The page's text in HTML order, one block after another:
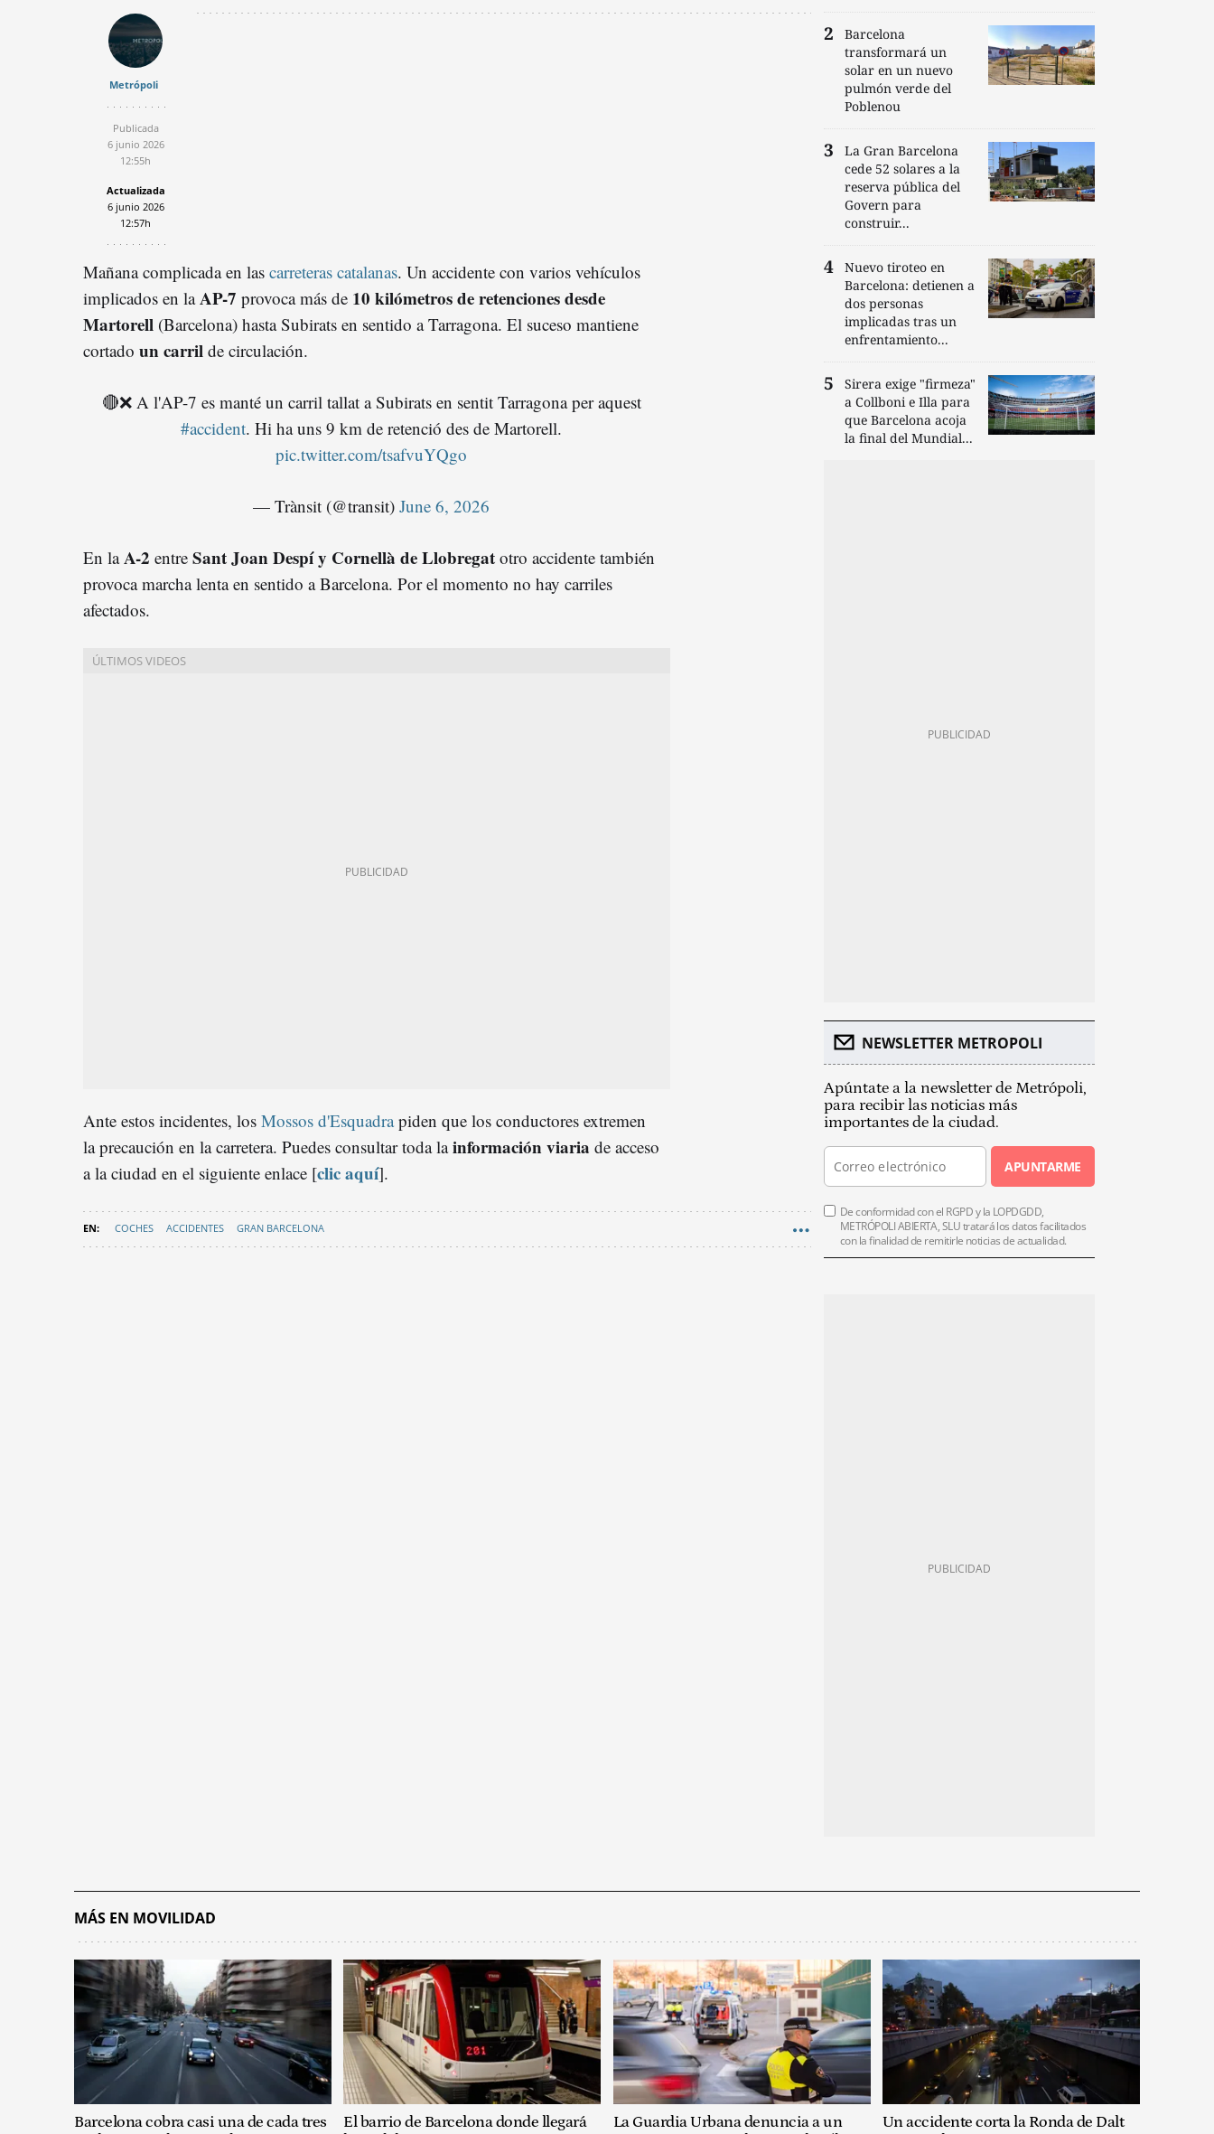
Metrópoli
Publicada
6 junio 2026
12:55h
Actualizada
6 junio 2026
12:57h
Mañana complicada en las carreteras catalanas. Un accidente con varios vehículos
implicados en laAP-7 provoca más de 10 kilómetros de retenciones desde
Martorell (Barcelona) hasta Subirats en sentido a Tarragona. El suceso mantiene
cortado un carril de circulación.
🔴❌ A l'AP-7 es manté un carril tallat a Subirats en sentit Tarragona per aquest
#accident. Hi ha uns 9 km de retenció des de Martorell.
pic.twitter.com/tsafvuYQgo
— Trànsit (@transit)June 6, 2026
En laA-2 entre Sant Joan Despí y Cornellà de Llobregat otro accidente también
provoca marcha lenta en sentido a Barcelona. Por el momento no hay carriles
afectados.
Ante estos incidentes, los Mossos d'Esquadrapiden que los conductores extremen
la precaución en la carretera. Puedes consultar toda lainformación viaria de acceso
a la ciudad en el siguiente enlace [clic aquí].
COCHES ACCIDENTES GRAN BARCELONA
Barcelona
transformará un
solar en un nuevo
pulmón verde del
Poblenou
La Gran Barcelona
cede 52 solares a la
reserva pública del
Govern para
construir...
Nuevo tiroteo en
Barcelona: detienen a
dos personas
implicadas tras un
enfrentamiento...
Sirera exige "firmeza"
a Collboni e Illa para
que Barcelona acoja
la final del Mundial...
NEWSLETTER METROPOLI
Apúntate a la newsletter de Metrópoli,
para recibir las noticias más
importantes de la ciudad.
APUNTARME
De conformidad con el RGPD y la LOPDGDD,
METRÓPOLI ABIERTA, SLU tratará los datos facilitados
con la finalidad de remitirle noticias de actualidad.
MÁS EN MOVILIDAD
Barcelona cobra casi una de cada tres
El barrio de Barcelona donde llegará
La Guardia Urbana denuncia a un
Un accidente corta la Ronda de Dalt